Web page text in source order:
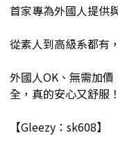
首家專為外國人提供
從素人到高級系都有
外國人OK、無需加
全，真的安心又舒服！
【Gleezy：sk608】